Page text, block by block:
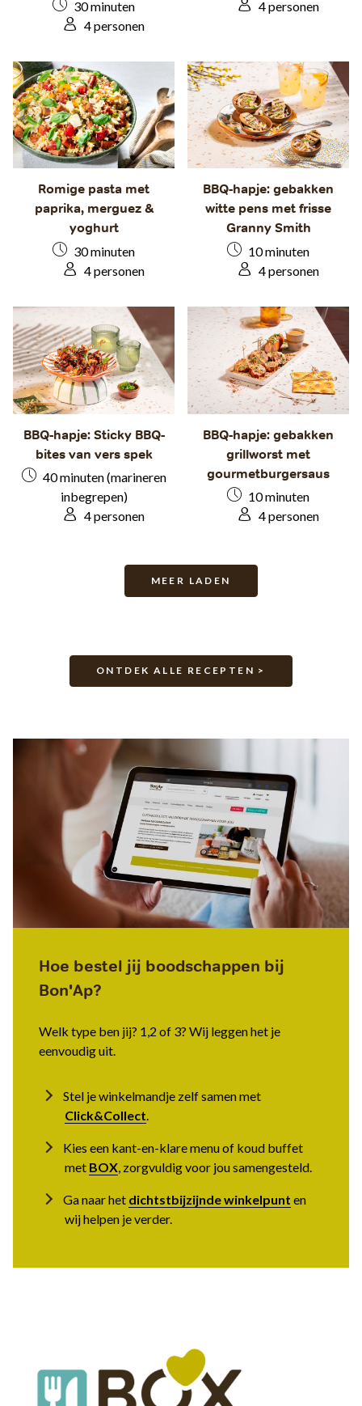
30 minuten
4 personen
4 personen
Romige pasta met
paprika, merguez &
yoghurt
30 minuten
4 personen
BBQ-hapje: gebakken
witte pens met frisse
Granny Smith
10 minuten
4 personen
BBQ-hapje: Sticky BBQ-
bites van vers spek
40 minuten (marineren
inbegrepen)
4 personen
BBQ-hapje: gebakken
grillworst met
gourmetburgersaus
10 minuten
4 personen
MEER LADEN
ONTDEK ALLE RECEPTEN >
Hoe bestel jij boodschappen bij
Bon'Ap?
Welk type ben jij? 1,2 of 3? Wij leggen het je
eenvoudig uit.
Stel je winkelmandje zelf samen met
Click&Collect.
Kies een kant-en-klare menu of koud buffet
met BOX, zorgvuldig voor jou samengesteld.
Ga naar het dichtstbijzijnde winkelpunt en
wij helpen je verder.